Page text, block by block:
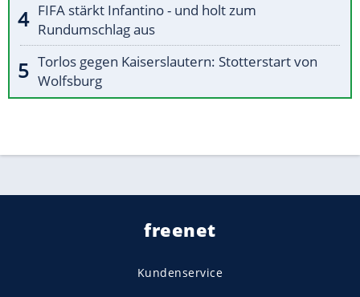
FIFA stärkt Infantino - und holt zum
Rundumschlag aus
Torlos gegen Kaiserslautern: Stotterstart von
Wolfsburg
freenet
Kundenservice